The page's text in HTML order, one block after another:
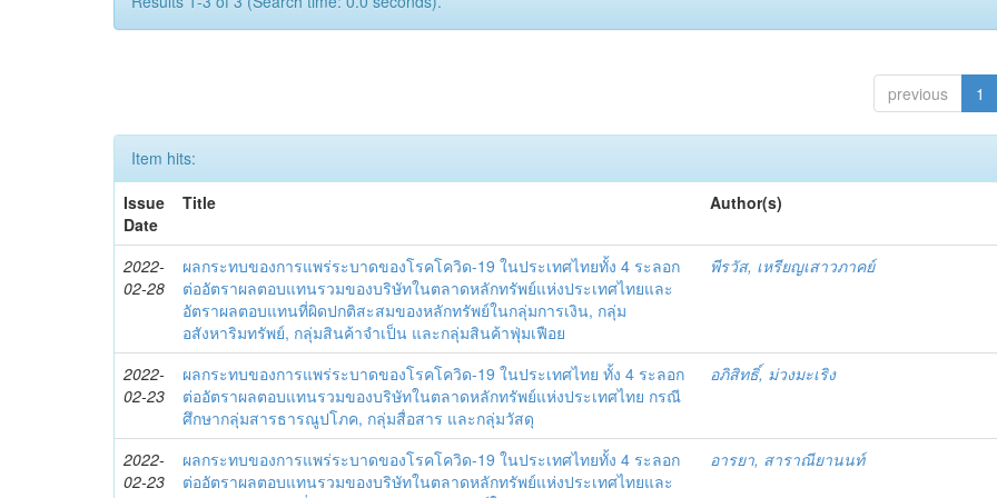
previous 1
Item hits:
Issue
Date
Title Author(s)
2022-
02-28
ผลกระทบของการแพร่ระบาดของโรคโควิด-19 ในประเทศไทยทั้ง 4 ระลอก
ต่ออัตราผลตอบแทนรวมของบริษัทในตลาดหลักทรัพย์แห่งประเทศไทยและ
อัตราผลตอบแทนที่ผิดปกติสะสมของหลักทรัพย์ในกลุ่มการเงิน, กลุ่ม
อสังหาริมทรัพย์, กลุ่มสินค้าจำเป็น และกลุ่มสินค้าฟุ่มเฟือย
พีรวัส, เหรียญเสาวภาคย์
2022-
02-23
ผลกระทบของการแพร่ระบาดของโรคโควิด-19 ในประเทศไทย ทั้ง 4 ระลอก
ต่ออัตราผลตอบแทนรวมของบริษัทในตลาดหลักทรัพย์แห่งประเทศไทย กรณี
ศึกษากลุ่มสารธารณูปโภค, กลุ่มสื่อสาร และกลุ่มวัสดุ
อภิสิทธิ์, ม่วงมะเริง
2022-
02-23
ผลกระทบของการแพร่ระบาดของโรคโควิด-19 ในประเทศไทยทั้ง 4 ระลอก
ต่ออัตราผลตอบแทนรวมของบริษัทในตลาดหลักทรัพย์แห่งประเทศไทยและ
อารยา, สาราณียานนท์